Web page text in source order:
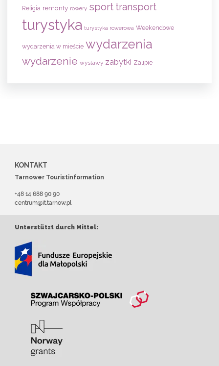
Religia remonty rowery sport transport
turystyka turystyka rowerowa Weekendowe
wydarzenia w mieście wydarzenia
wydarzenie wystawy zabytki Zalipie
KONTAKT
Tarnower Touristinformation
+48 14 688 90 90
centrum@it.tarnow.pl
Unterstützt durch Mittel: